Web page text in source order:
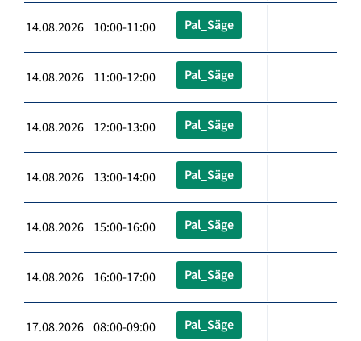
14.08.2026 10:00-11:00 Pal_Säge
14.08.2026 11:00-12:00 Pal_Säge
14.08.2026 12:00-13:00 Pal_Säge
14.08.2026 13:00-14:00 Pal_Säge
14.08.2026 15:00-16:00 Pal_Säge
14.08.2026 16:00-17:00 Pal_Säge
17.08.2026 08:00-09:00 Pal_Säge